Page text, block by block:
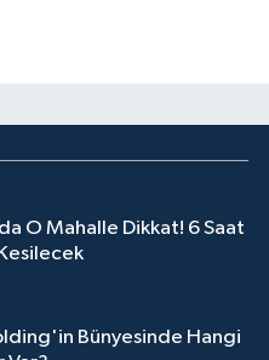
O Mahalle Dikkat! 6 Saat
Bünyesinde Hangi